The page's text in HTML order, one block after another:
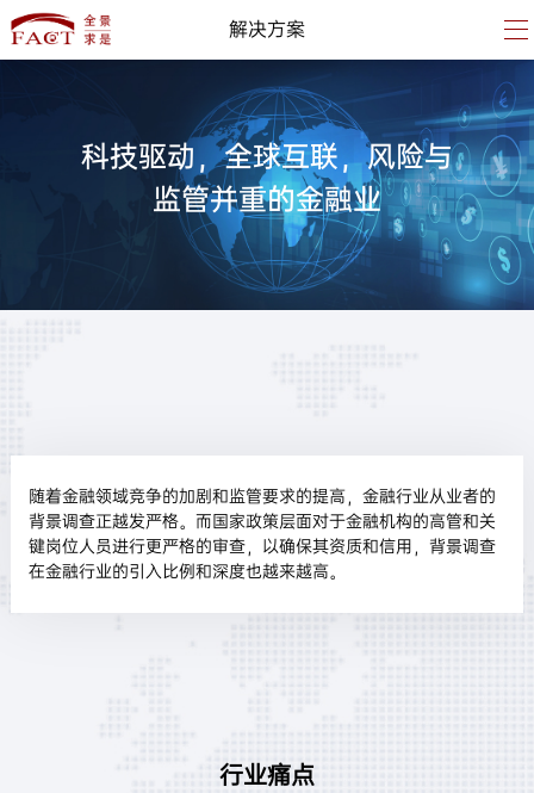
解决方案
科技驱动，全球互联，风险与
监管并重的金融业
随着金融领域竞争的加剧和监管要求的提高，金融行业从业者的
背景调查正越发严格。而国家政策层面对于金融机构的高管和关
键岗位人员进行更严格的审查，以确保其资质和信用，背景调查
在金融行业的引入比例和深度也越来越高。
行业痛点